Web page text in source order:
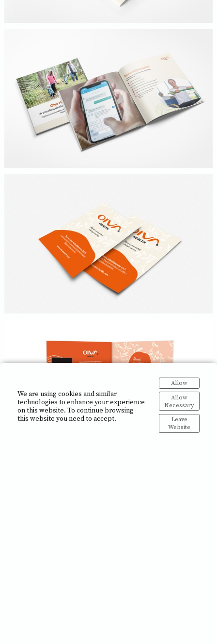
We are using cookies and similar
technologies to enhance your experience
on this website. To continue browsing
this website you need to accept.
Allow
Allow
Necessary
Leave
Website